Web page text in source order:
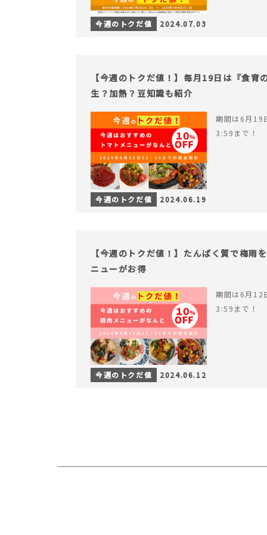
今週のトクだ値 2024.07.03
【今週のトクだ値！】毎月19日は『食育
生？加熱？豆知識も紹介
期間は6月
3:59まで！
今週のトクだ値 2024.06.19
【今週のトクだ値！】たんぱく質で梅雨
ニューがお得
期間は6月
3:59まで！
今週のトクだ値 2024.06.12